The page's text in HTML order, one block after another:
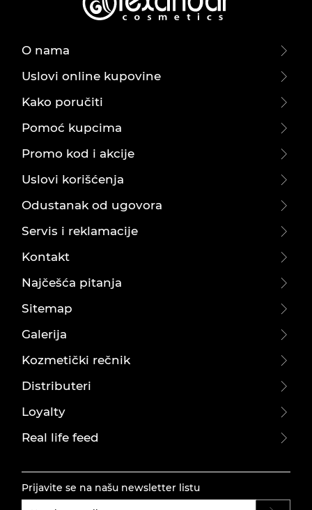
O nama
Uslovi online kupovine
Kako poručiti
Pomoć kupcima
Promo kod i akcije
Uslovi korišćenja
Odustanak od ugovora
Servis i reklamacije
Kontakt
Najčešća pitanja
Sitemap
Galerija
Kozmetički rečnik
Distributeri
Loyalty
Real life feed
Prijavite se na našu newsletter listu